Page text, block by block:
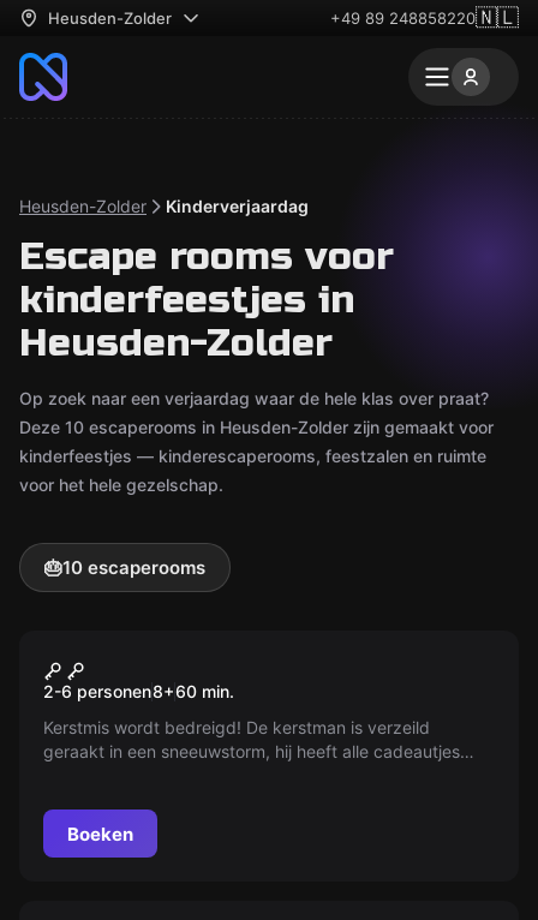
Heusden-Zolder +49 89 248858220🇳🇱
Heusden-Zolder Kinderverjaardag
Escape rooms voor
kinderfeestjes in
Heusden-Zolder
Op zoek naar een verjaardag waar de hele klas over praat?
Deze 10 escaperooms in Heusden-Zolder zijn gemaakt voor
kinderfeestjes — kinderescaperooms, feestzalen en ruimte
voor het hele gezelschap.
🎂10 escaperooms
Christmas VR
2-6 personen8+60 min.
Kerstmis wordt bedreigd! De kerstman is verzeild
geraakt in een sneeuwstorm, hij heeft alle cadeautjes
Boeken